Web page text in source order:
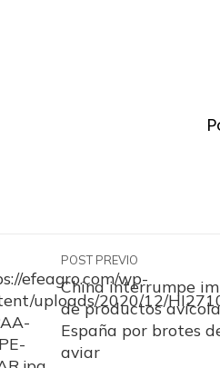
POST PREVIO
China interrumpe
de productos
España por brotes
aviar